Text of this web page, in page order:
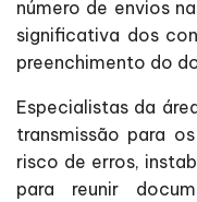
número de envios
significativa dos
preenchimento do
Especialistas da
transmissão para
risco de erros,
para reunir